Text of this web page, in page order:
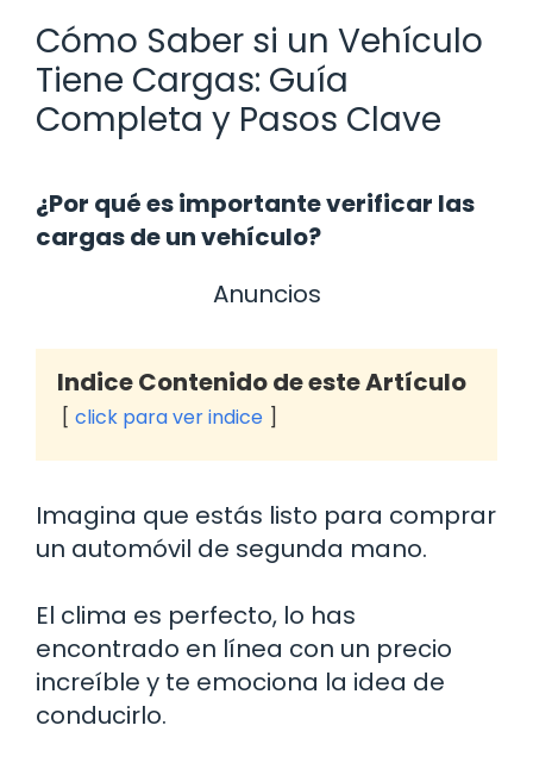
Cómo Saber si un Vehículo
Tiene Cargas: Guía
Completa y Pasos Clave
¿Por qué es importante verificar las
cargas de un vehículo?
Anuncios
Indice Contenido de este Artículo
click para ver indice
Imagina que estás listo para comprar
un automóvil de segunda mano.
El clima es perfecto, lo has
encontrado en línea con un precio
increíble y te emociona la idea de
conducirlo.